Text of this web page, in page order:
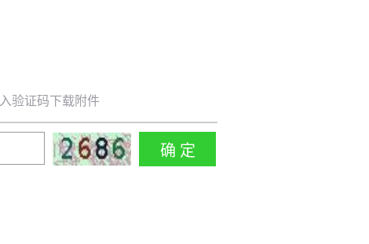
验证码下载附件